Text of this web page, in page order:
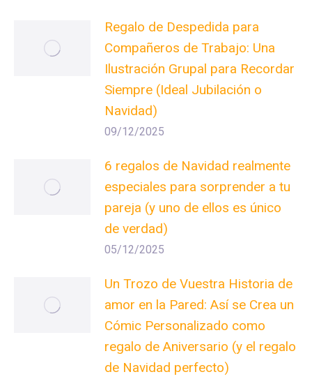
Regalo de Despedida para
Compañeros de Trabajo: Una
Ilustración Grupal para Recordar
Siempre (Ideal Jubilación o
Navidad)
09/12/2025
6 regalos de Navidad realmente
especiales para sorprender a tu
pareja (y uno de ellos es único
de verdad)
05/12/2025
Un Trozo de Vuestra Historia de
amor en la Pared: Así se Crea un
Cómic Personalizado como
regalo de Aniversario (y el regalo
de Navidad perfecto)